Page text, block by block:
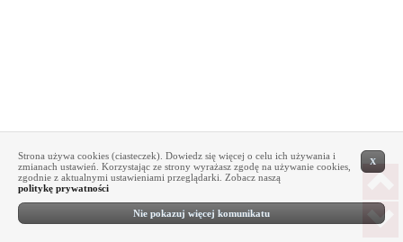
X
Strona używa cookies (ciasteczek). Dowiedz się więcej o celu ich używania i
zmianach ustawień. Korzystając ze strony wyrażasz zgodę na używanie cookies,
zgodnie z aktualnymi ustawieniami przeglądarki. Zobacz naszą
politykę prywatności
Nie pokazuj więcej komunikatu